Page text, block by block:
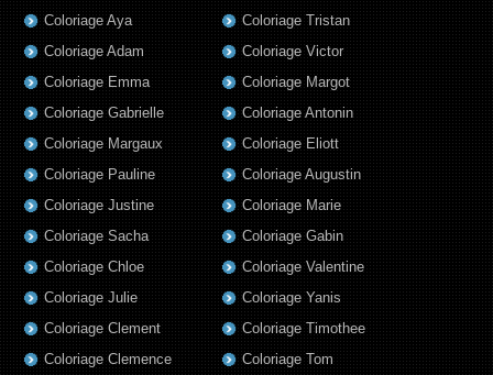
Coloriage Aya
Coloriage Adam
Coloriage Emma
Coloriage Gabrielle
Coloriage Tristan
Coloriage Victor
Coloriage Margot
Coloriage Antonin
Coloriage Margaux
Coloriage Pauline
Coloriage Justine
Coloriage Sacha
Coloriage Chloe
Coloriage Julie
Coloriage Clement
Coloriage Clemence
Coloriage Eliott
Coloriage Augustin
Coloriage Marie
Coloriage Gabin
Coloriage Valentine
Coloriage Yanis
Coloriage Timothee
Coloriage Tom